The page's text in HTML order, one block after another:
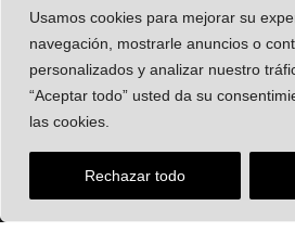
Usamos cookies para mejorar su
navegación, mostrarle anuncios o
personalizados y analizar nuestro
“Aceptar todo” usted da su
las cookies.
Rechazar todo